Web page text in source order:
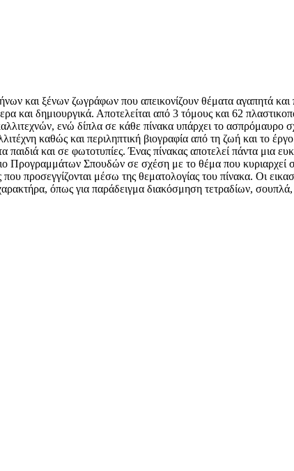
και ξένων ζωγράφων που απεικονίζουν θέματα αγαπητά και
και δημιουργικά. Αποτελείται από 3 τόμους και 62
ενώ δίπλα σε κάθε πίνακα υπάρχει το ασπρόμαυρο
καθώς και περιληπτική βιογραφία από τη ζωή και το
και σε φωτοτυπίες. Ένας πίνακας αποτελεί πάντα μια
Προγραμμάτων Σπουδών σε σχέση με το θέμα που
προσεγγίζονται μέσω της θεματολογίας του πίνακα. Οι
όπως για παράδειγμα διακόσμηση τετραδίων, σουπλά,